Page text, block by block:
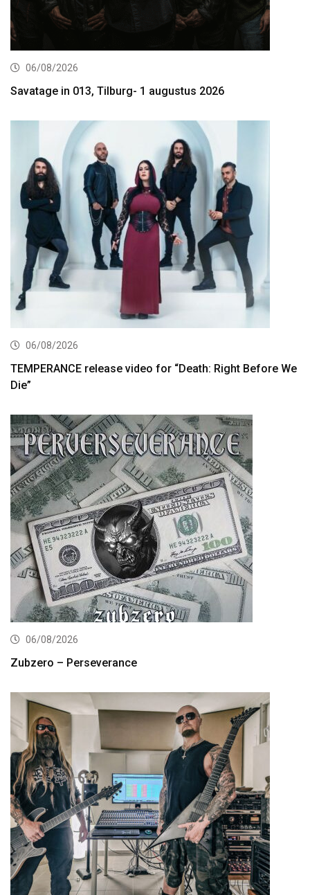
06/08/2026
Savatage in 013, Tilburg- 1 augustus 2026
06/08/2026
TEMPERANCE release video for “Death: Right Before We
Die”
06/08/2026
Zubzero – Perseverance